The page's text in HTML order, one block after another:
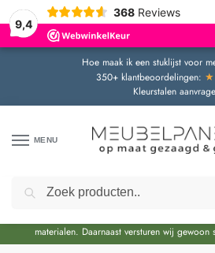
9,4
368 Reviews
Hoe maak ik een stuklijst voor
350+ klantbeoordelingen:
Kleurstalen
MENU
Door de bouwvakperiode geldt momenteel een
materialen. Daarnaast versturen wij gewoon